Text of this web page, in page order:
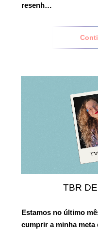
resenh…
TBR
Estamos no último
cumprir a minha meta